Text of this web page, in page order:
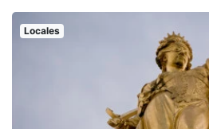
Locales